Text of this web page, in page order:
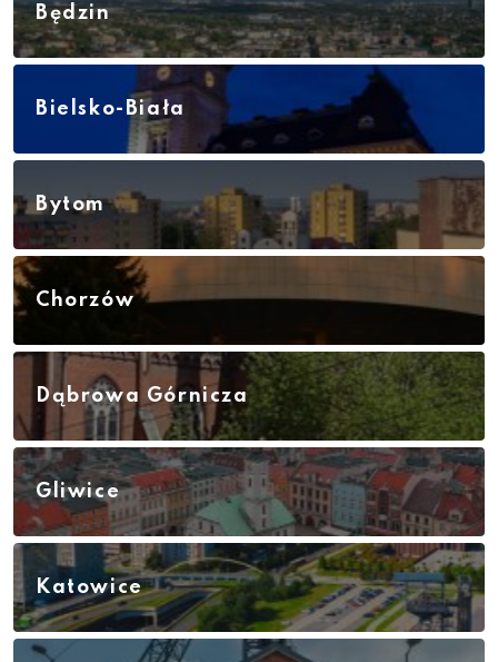
Będzin
Bielsko-Biała
Bytom
Chorzów
Dąbrowa Górnicza
Gliwice
Katowice